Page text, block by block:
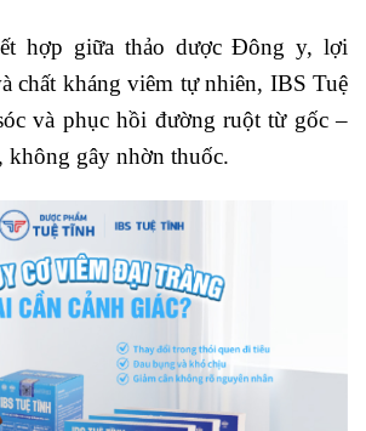
hợp giữa thảo dược Đông y, lợi
chất kháng viêm tự nhiên, IBS Tuệ
và phục hồi đường ruột từ gốc –
không gây nhờn thuốc.